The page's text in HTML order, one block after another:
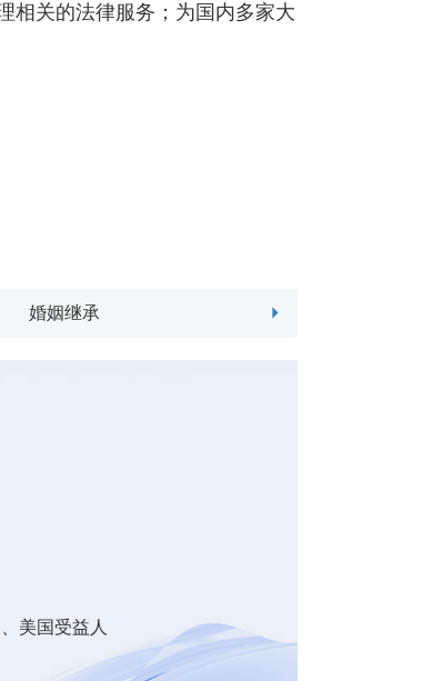
相关的法律服务；为国内多家大
婚姻继承
美国受益人